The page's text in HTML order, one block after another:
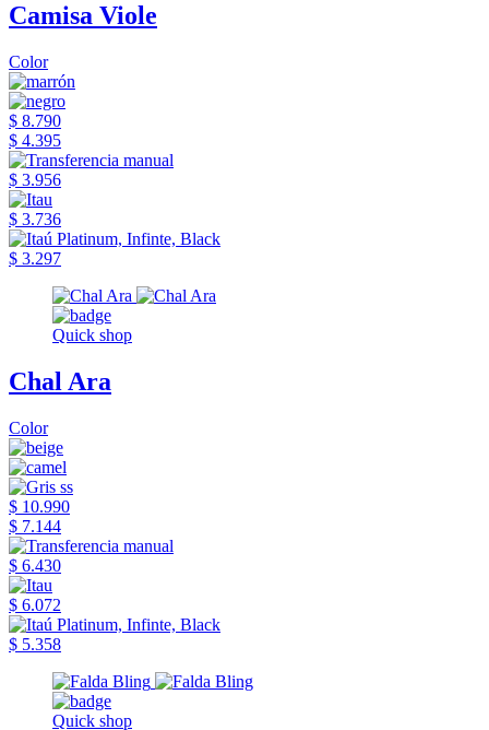
Camisa Viole
Color
$ 8.790
$ 4.395
$ 3.956
$ 3.736
$ 3.297
Quick shop
Chal Ara
Color
$ 10.990
$ 7.144
$ 6.430
$ 6.072
$ 5.358
Quick shop